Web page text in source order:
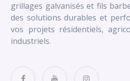
grillages galvanisés et fils
des solutions durables et
vos projets résidentiels,
industriels.